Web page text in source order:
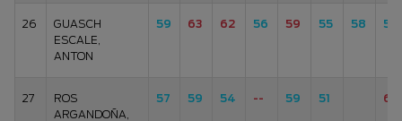
26
GUASCH
ESCALE,
ANTON
59 63 62 56 59 55 58 53
27
ROS
ARGANDOÑA,
57 59 54 -- 59 51 63